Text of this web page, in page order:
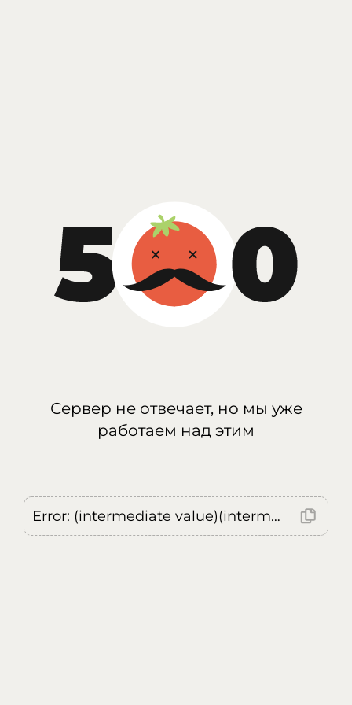
Сервер не отвечает, но мы уже
работаем над этим
Error: (intermediate value)(intermediate value)(intermediate value).replaceAll is not a function